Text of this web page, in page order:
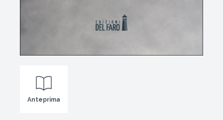
Anteprima